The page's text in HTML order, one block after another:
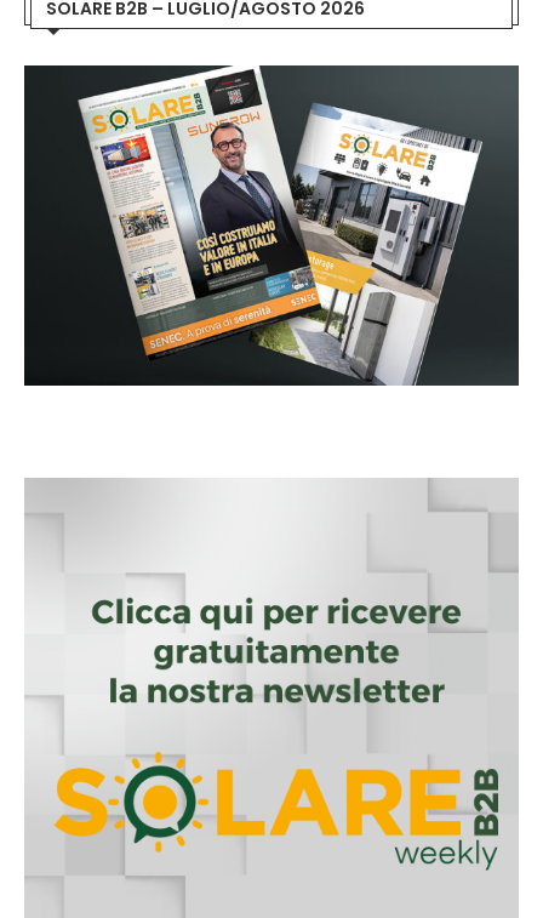
SOLARE B2B – LUGLIO/AGOSTO 2026